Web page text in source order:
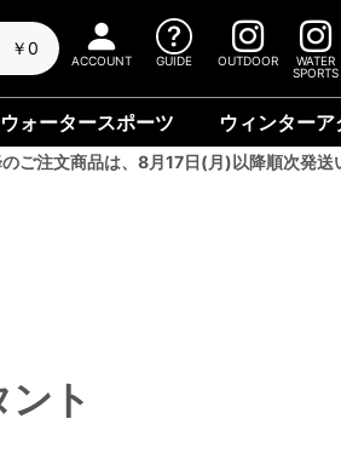
￥0
ACCOUNT GUIDE OUTDOOR
WATER
SPORTS
ウォータースポーツ ウィンター
注文商品は、8月17日(月)以降順次発送
ト